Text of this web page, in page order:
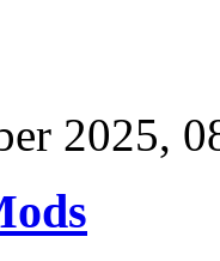
2025,